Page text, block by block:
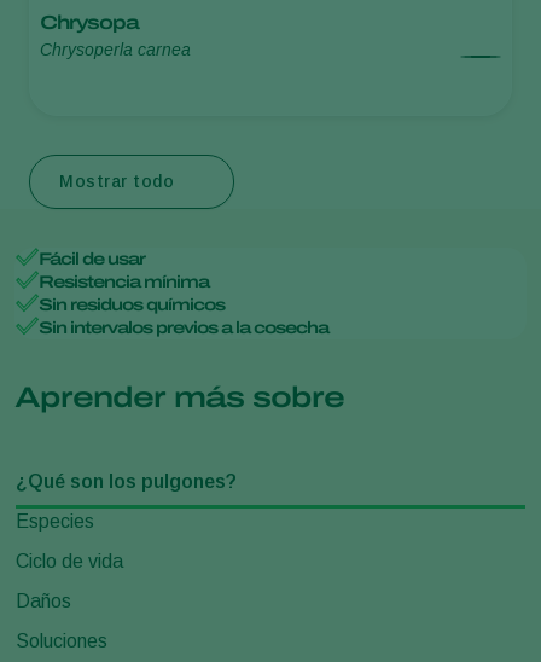
Chrysopa
Chrysoperla carnea
Mostrar todo
Fácil de usar
Resistencia mínima
Sin residuos químicos
Sin intervalos previos a la cosecha
Aprender más sobre
¿Qué son los pulgones?
Especies
Ciclo de vida
Daños
Soluciones